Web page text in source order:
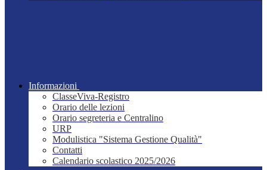
Informazioni
ClasseViva-Registro
Orario delle lezioni
Orario segreteria e Centralino
URP
Modulistica "Sistema Gestione Qualità"
Contatti
Calendario scolastico 2025/2026